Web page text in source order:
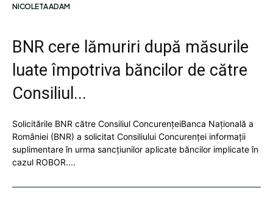
NICOLETA ADAM
BNR cere lămuriri după măsurile
luate împotriva băncilor de către
Consiliul...
Solicitările BNR către Consiliul ConcurențeiBanca Națională a
României (BNR) a solicitat Consiliului Concurenței informații
suplimentare în urma sancțiunilor aplicate băncilor implicate în
cazul ROBOR....